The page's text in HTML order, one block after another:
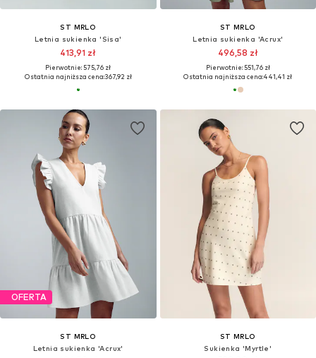
ST MRLO
Letnia sukienka 'Sisa'
413,91 zł
Pierwotnie: 575,76 zł
Ostatnia najniższa cena:367,92 zł
ST MRLO
Letnia sukienka 'Acrux'
496,58 zł
Pierwotnie: 551,76 zł
Ostatnia najniższa cena:441,41 zł
OFERTA
ST MRLO
Letnia sukienka 'Acrux'
ST MRLO
Sukienka 'Myrtle'